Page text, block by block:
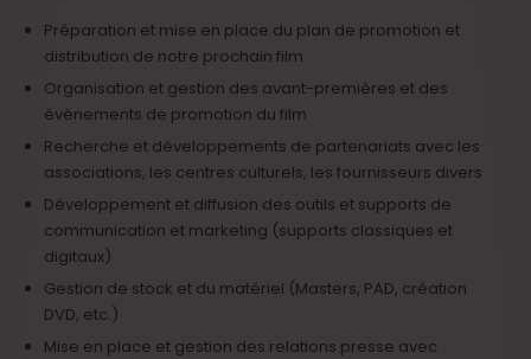
Préparation et mise en place du plan de promotion et
distribution de notre prochain film
Organisation et gestion des avant-premières et des
évènements de promotion du film
Recherche et développements de partenariats avec les
associations, les centres culturels, les fournisseurs divers
Développement et diffusion des outils et supports de
communication et marketing (supports classiques et
digitaux)
Gestion de stock et du matériel (Masters, PAD, création
DVD, etc.)
Mise en place et gestion des relations presse avec